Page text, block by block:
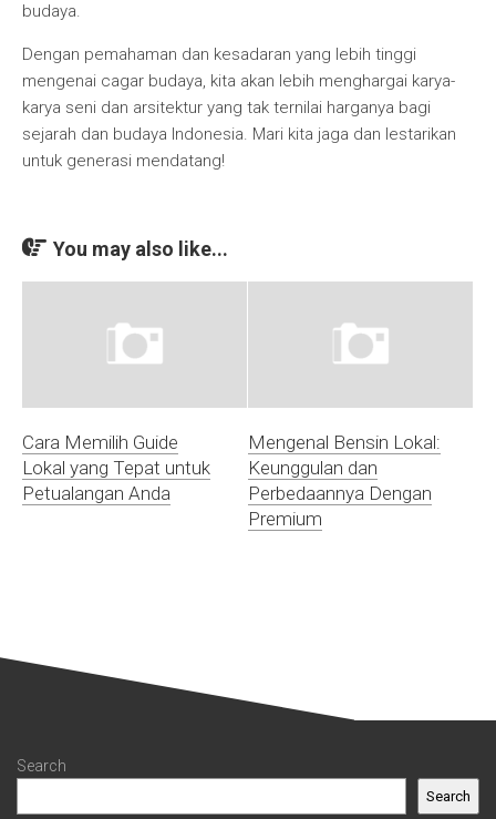
budaya.
Dengan pemahaman dan kesadaran yang lebih tinggi
mengenai cagar budaya, kita akan lebih menghargai karya-
karya seni dan arsitektur yang tak ternilai harganya bagi
sejarah dan budaya Indonesia. Mari kita jaga dan lestarikan
untuk generasi mendatang!
You may also like...
Cara Memilih Guide
Lokal yang Tepat untuk
Petualangan Anda
Mengenal Bensin Lokal:
Keunggulan dan
Perbedaannya Dengan
Premium
Search
Search